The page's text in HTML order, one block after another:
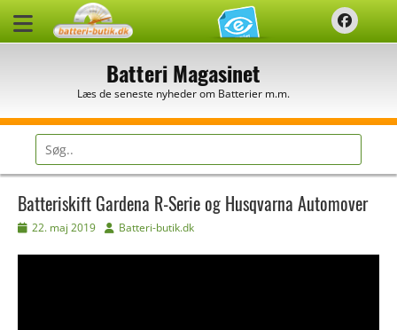
Batteri Magasinet
Læs de seneste nyheder om Batterier m.m.
Søg
efter:
Batteriskift Gardena R-Serie og Husqvarna Automover
Udgivet
22. maj 2019 Forfatter
Batteri-butik.dk